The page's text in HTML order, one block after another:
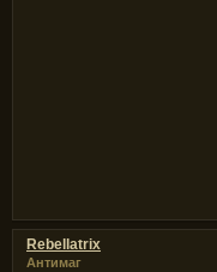
Rebellatrix
Антимаг